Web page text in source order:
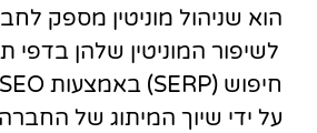
הוא שניהול מוניטין מספק
לשיפור המוניטין שלהן בדפי
על ידי שיוך המיתוג של